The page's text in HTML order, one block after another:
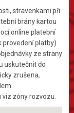
stravenkami při
brány kartou
online platební
provedení platby)
ze strany
uskutečnit do
zrušena,
zóny rozvozu.